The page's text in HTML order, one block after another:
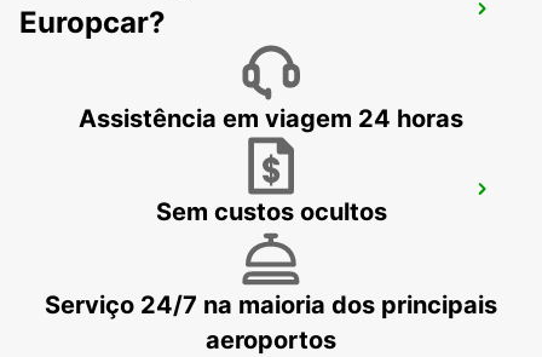
RONNEBY
RONNEBY - SWEDEN
VAXJO - SWEDEN
Europcar?
Assistência em viagem 24 horas
Sem custos ocultos
Serviço 24/7 na maioria dos principais
aeroportos